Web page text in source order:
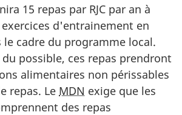
15 repas par RJC par an à
d'entrainement en
le cadre du programme local.
possible, ces repas prendront
alimentaires non périssables
repas. Le MDN exige que les
des repas